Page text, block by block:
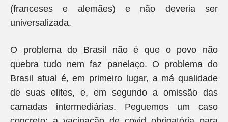
(franceses e alemães) e não deveria ser
universalizada.
O problema do Brasil não é que o povo não
quebra tudo nem faz panelaço. O problema do
Brasil atual é, em primeiro lugar, a má qualidade
de suas elites, e, em segundo a omissão das
camadas intermediárias. Peguemos um caso